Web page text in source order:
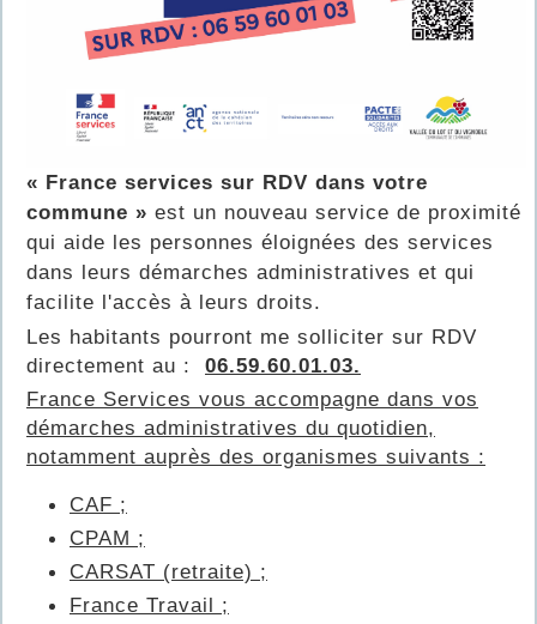
« France services sur RDV dans votre
commune » est un nouveau service de proximité
qui aide les personnes éloignées des services
dans leurs démarches administratives et qui
facilite l'accès à leurs droits.
Les habitants pourront me solliciter sur RDV
directement au : 06.59.60.01.03.
France Services vous accompagne dans vos
démarches administratives du quotidien,
notamment auprès des organismes suivants :
CAF ;
CPAM ;
CARSAT (retraite) ;
France Travail ;